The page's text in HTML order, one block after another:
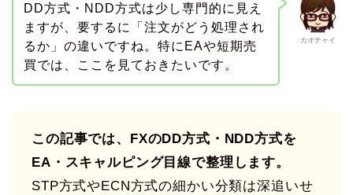
カオチャイ
DD方式・NDD方式は少し専門的に見え
ますが、要するに「注文がどう処理され
るか」の違いですね。特にEAや短期売
買では、ここを見ておきたいです。
この記事では、FXのDD方式・NDD方式を
EA・スキャルピング目線で整理します。
STP方式やECN方式の細かい分類は深追いせ